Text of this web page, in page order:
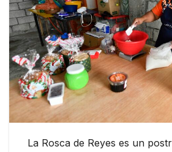
La Rosca de Reyes es un